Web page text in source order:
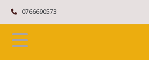
0766690573